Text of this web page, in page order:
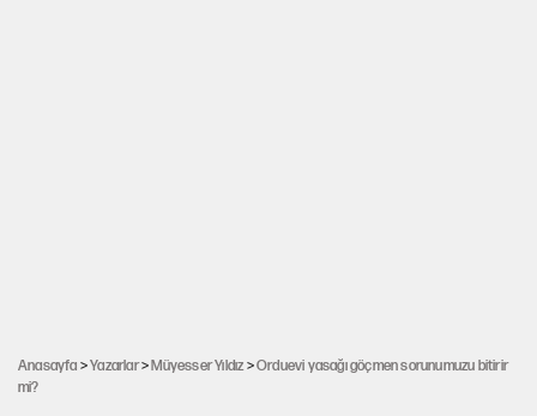
Anasayfa >Yazarlar>Müyesser Yıldız>Orduevi yasağı göçmen sorunumuzu bitirir
mi?